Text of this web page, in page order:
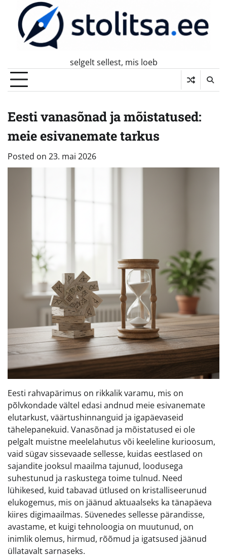
content
selgelt sellest, mis loeb
Eesti vanasõnad ja mõistatused:
meie esivanemate tarkus
Posted on 23. mai 2026
Eesti rahvapärimus on rikkalik varamu, mis on
põlvkondade vältel edasi andnud meie esivanemate
elutarkust, väärtushinnanguid ja igapäevaseid
tähelepanekuid. Vanasõnad ja mõistatused ei ole
pelgalt muistne meelelahutus või keeleline kurioosum,
vaid sügav sissevaade sellesse, kuidas eestlased on
sajandite jooksul maailma tajunud, loodusega
suhestunud ja raskustega toime tulnud. Need
lühikesed, kuid tabavad ütlused on kristalliseerunud
elukogemus, mis on jäänud aktuaalseks ka tänapäeva
kiires digimaailmas. Süvenedes sellesse pärandisse,
avastame, et kuigi tehnoloogia on muutunud, on
inimlik olemus, hirmud, rõõmud ja igatsused jäänud
üllatavalt sarnaseks.